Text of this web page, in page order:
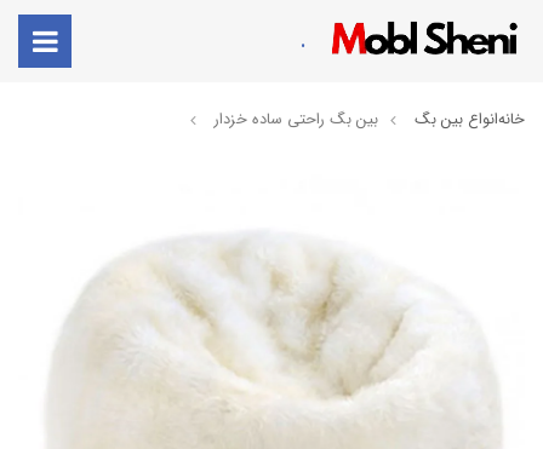
.
خانهانواع بین بگ بین بگ راحتی ساده خزدار